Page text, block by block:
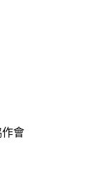
會